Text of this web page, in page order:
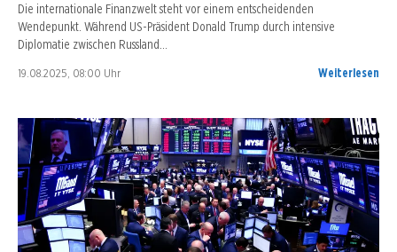
Die internationale Finanzwelt steht vor einem entscheidenden
Wendepunkt. Während US-Präsident Donald Trump durch intensive
Diplomatie zwischen Russland…
19.08.2025, 08:00 Uhr Weiterlesen